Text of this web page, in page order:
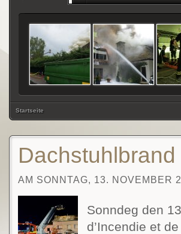
Startseite
AM SONNTAG, 13. NOVEMBER
Sonndeg den
d’Incendie et